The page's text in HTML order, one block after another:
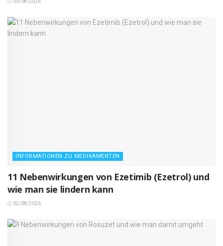
03/08/2026
INFORMATIONEN ZU MEDIKAMENTEN
11 Nebenwirkungen von Ezetimib (Ezetrol) und
wie man sie lindern kann
02/08/2026